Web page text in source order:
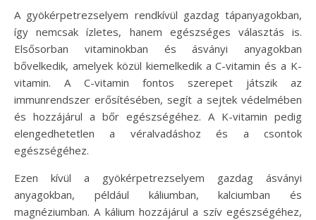
A gyökérpetrezselyem rendkívül gazdag tápanyagokban,
így nemcsak ízletes, hanem egészséges választás is.
Elsősorban vitaminokban és ásványi anyagokban
bővelkedik, amelyek közül kiemelkedik a C-vitamin és a K-
vitamin. A C-vitamin fontos szerepet játszik az
immunrendszer erősítésében, segít a sejtek védelmében
és hozzájárul a bőr egészségéhez. A K-vitamin pedig
elengedhetetlen a véralvadáshoz és a csontok
egészségéhez.
Ezen kívül a gyökérpetrezselyem gazdag ásványi
anyagokban, például káliumban, kalciumban és
magnéziumban. A kálium hozzájárul a szív egészségéhez,